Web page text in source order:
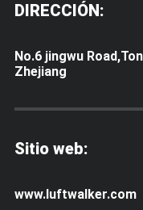
DIRECCIÓN:
No.6 jingwu
Zhejiang
Sitio web:
www.luftwalker.com